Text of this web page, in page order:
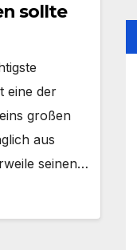
sollte
eine der
großen
aus
seinen…